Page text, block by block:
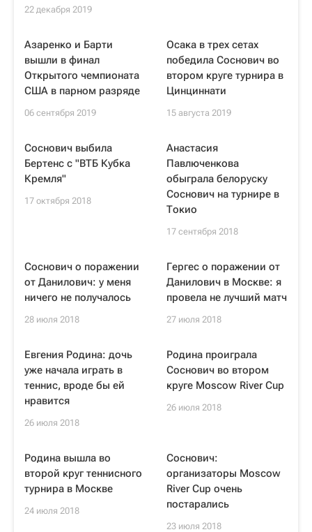
22 декабря 2019
Азаренко и Барти
вышли в финал
Открытого чемпионата
США в парном разряде
06 сентября 2019
Осака в трех сетах
победила Соснович во
втором круге турнира в
Цинциннати
15 августа 2019
Соснович выбила
Бертенс с "ВТБ Кубка
Кремля"
17 октября 2018
Анастасия
Павлюченкова
обыграла белоруску
Соснович на турнире в
Токио
17 сентября 2018
Соснович о поражении
от Данилович: у меня
ничего не получалось
28 июля 2018
Гергес о поражении от
Данилович в Москве: я
провела не лучший матч
27 июля 2018
Евгения Родина: дочь
уже начала играть в
теннис, вроде бы ей
нравится
26 июля 2018
Родина проиграла
Соснович во втором
круге Moscow River Cup
26 июля 2018
Родина вышла во
второй круг теннисного
турнира в Москве
24 июля 2018
Соснович:
организаторы Moscow
River Cup очень
постарались
23 июля 2018